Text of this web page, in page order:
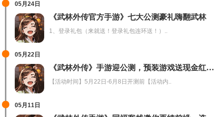
05月24日
《武林外传官方手游》七大公测豪礼嗨翻武林
1、登录礼包（来就送！登录礼包连环送！）..
05月22日
《武林外传》手游迎公测，预装游戏送现金红包！
【活动时间】5月22日-6月8日开测前【活动内..
05月11日